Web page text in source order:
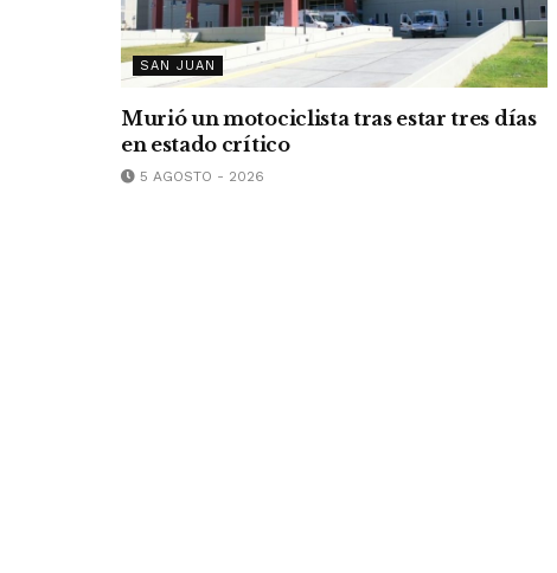
SAN JUAN
Murió un motociclista tras estar tres días
en estado crítico
5 AGOSTO - 2026